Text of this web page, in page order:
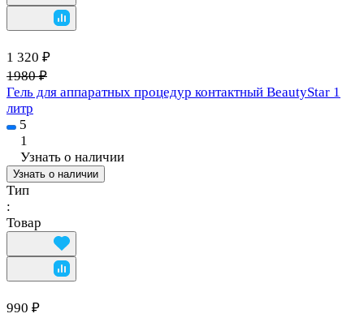
1 320 ₽
1980 ₽
Гель для аппаратных процедур контактный BeautyStar 1
литр
5
1
Узнать о наличии
Узнать о наличии
Тип
:
Товар
990 ₽